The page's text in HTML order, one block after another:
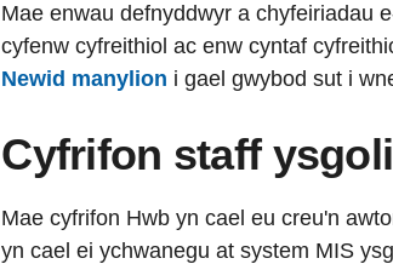
Mae enwau defnyddwyr a chyfeiriadau
cyfenw cyfreithiol ac enw cyntaf
Newid manylion i gael gwybod sut i
Cyfrifon staff
Mae cyfrifon Hwb yn cael eu creu'n
yn cael ei ychwanegu at system MIS